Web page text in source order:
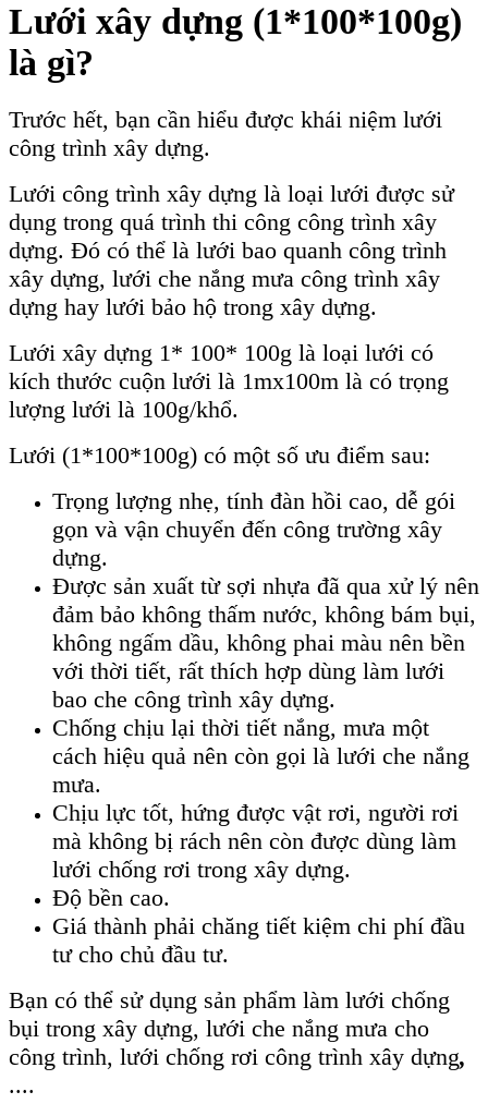
Lưới xây dựng (1*100*100g)
là gì?
Trước hết, bạn cần hiểu được khái niệm lưới
công trình xây dựng.
Lưới công trình xây dựng là loại lưới được sử
dụng trong quá trình thi công công trình xây
dựng. Đó có thể là lưới bao quanh công trình
xây dựng, lưới che nắng mưa công trình xây
dựng hay lưới bảo hộ trong xây dựng.
Lưới xây dựng 1* 100* 100g là loại lưới có
kích thước cuộn lưới là 1mx100m là có trọng
lượng lưới là 100g/khổ.
Lưới (1*100*100g) có một số ưu điểm sau:
Trọng lượng nhẹ, tính đàn hồi cao, dễ gói
gọn và vận chuyển đến công trường xây
dựng.
Được sản xuất từ sợi nhựa đã qua xử lý nên
đảm bảo không thấm nước, không bám bụi,
không ngấm dầu, không phai màu nên bền
với thời tiết, rất thích hợp dùng làm lưới
bao che công trình xây dựng.
Chống chịu lại thời tiết nắng, mưa một
cách hiệu quả nên còn gọi là lưới che nắng
mưa.
Chịu lực tốt, hứng được vật rơi, người rơi
mà không bị rách nên còn được dùng làm
lưới chống rơi trong xây dựng.
Độ bền cao.
Giá thành phải chăng tiết kiệm chi phí đầu
tư cho chủ đầu tư.
Bạn có thể sử dụng sản phẩm làm lưới chống
bụi trong xây dựng, lưới che nắng mưa cho
công trình, lưới chống rơi công trình xây dựng,
....